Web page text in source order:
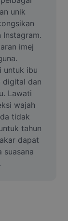
unik
Instagram.
imej
untuk ibu
digital dan
Lawati
wajah
tidak
tahun
dapat
suasana